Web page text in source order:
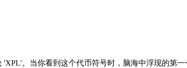
。当你看到这个代币符号时，脑海中浮现的第一